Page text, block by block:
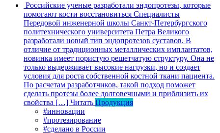
Российские ученые разработали эндопротезы, которые
помогают кости восстановиться Специалисты
Передовой инженерной школы Санкт-Петербургского
политехнического университета Петра Великого
разработали новый тип эндопротезов суставов. В
отличие от традиционных металлических имплантатов,
новинка имеет пористую решетчатую структуру. Она не
только выдерживает высокие нагрузки, но и создает
условия для роста собственной костной ткани пациента.
По расчетам разработчиков, такой подход поможет
сделать протезы более долговечными и приблизить их
свойства […] Читать Продукция
#инновации
#протезирование
#сделано в России